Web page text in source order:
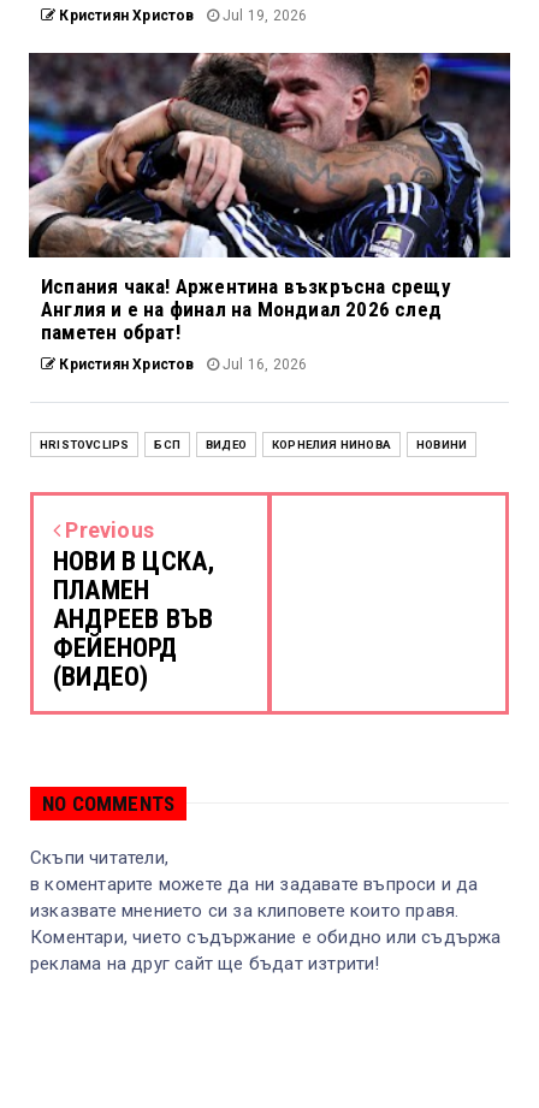
Кристиян Христов Jul 19, 2026
Испания чака! Аржентина възкръсна срещу
Англия и е на финал на Мондиал 2026 след
паметен обрат!
Кристиян Христов Jul 16, 2026
HRISTOVCLIPS БСП ВИДЕО КОРНЕЛИЯ НИНОВА НОВИНИ
Previous
НОВИ В ЦСКА,
ПЛАМЕН
АНДРЕЕВ ВЪВ
ФЕЙЕНОРД
(ВИДЕО)
NO COMMENTS
Скъпи читатели,
в коментарите можете да ни задавате въпроси и да
изказвате мнението си за клиповете които правя.
Коментари, чието съдържание е обидно или съдържа
реклама на друг сайт ще бъдат изтрити!